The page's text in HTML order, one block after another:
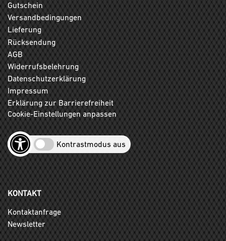
Gutschein
Versandbedingungen
Lieferung
Rücksendung
AGB
Widerrufsbelehrung
Datenschutzerklärung
Impressum
Erklärung zur Barrierefreiheit
Cookie-Einstellungen anpassen
Kontrastmodus aus
KONTAKT
Kontaktanfrage
Newsletter